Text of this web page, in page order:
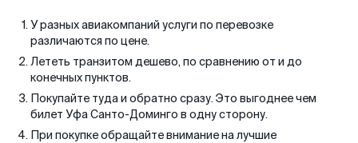
У разных авиакомпаний услуги по перевозке
различаются по цене.
Лететь транзитом дешево, по сравнению от и до
конечных пунктов.
Покупайте туда и обратно сразу. Это выгоднее чем
билет Уфа Санто-Доминго в одну сторону.
При покупке обращайте внимание на лучшие